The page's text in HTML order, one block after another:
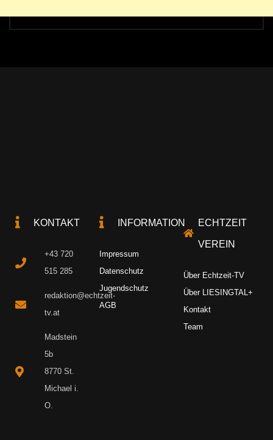
KONTAKT
+43 720
515 285
redaktion@echtzeit-
tv.at
Madstein
5b
8770 St.
Michael i.
O.
INFORMATION
Impressum
Datenschutz
Jugendschutz
AGB
ECHTZEIT
VEREIN
Über Echtzeit-TV
Über LIESINGTAL+
Kontakt
Team